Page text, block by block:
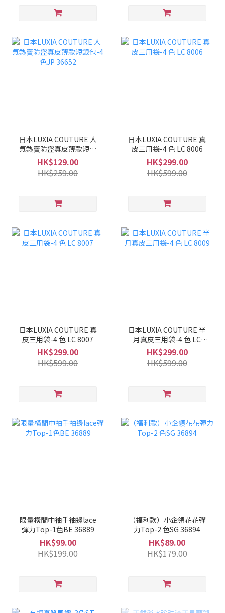
日本LUXIA COUTURE 人
氣熱賣防盜真皮薄款短銀
包-4色JP 36652
HK$129.00
HK$259.00
日本LUXIA COUTURE 真
皮三用袋-4 色 LC 8006
HK$299.00
HK$599.00
日本LUXIA COUTURE 真
皮三用袋-4 色 LC 8007
HK$299.00
HK$599.00
日本LUXIA COUTURE 半
月真皮三用袋-4 色 LC
8009
HK$299.00
HK$599.00
限量橫間中袖手袖邊lace
彈力Top-1色BE 36889
HK$99.00
HK$199.00
（福利款）小企領花花彈
力Top-2 色SG 36894
HK$89.00
HK$179.00